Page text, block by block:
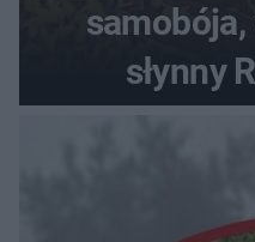
samobója,
słynny